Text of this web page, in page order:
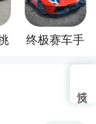
终极赛车手